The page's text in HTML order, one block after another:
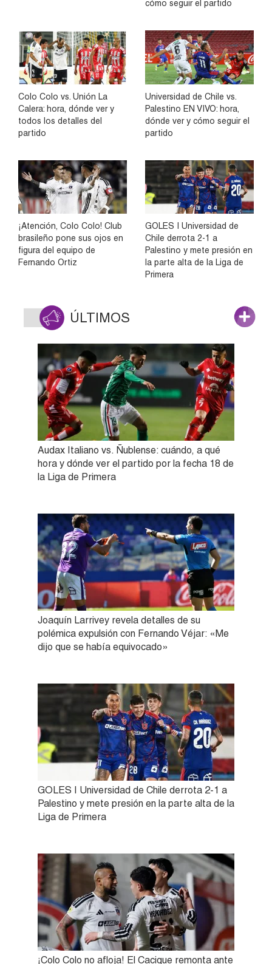
cómo seguir el partido
Colo Colo vs. Unión La
Calera: hora, dónde ver y
todos los detalles del
partido
Universidad de Chile vs.
Palestino EN VIVO: hora,
dónde ver y cómo seguir el
partido
¡Atención, Colo Colo! Club
brasileño pone sus ojos en
figura del equipo de
Fernando Ortiz
GOLES | Universidad de
Chile derrota 2-1 a
Palestino y mete presión en
la parte alta de la Liga de
Primera
ÚLTIMOS
Audax Italiano vs. Ñublense: cuándo, a qué
hora y dónde ver el partido por la fecha 18 de
la Liga de Primera
Joaquín Larrivey revela detalles de su
polémica expulsión con Fernando Véjar: «Me
dijo que se había equivocado»
GOLES | Universidad de Chile derrota 2-1 a
Palestino y mete presión en la parte alta de la
Liga de Primera
¡Colo Colo no afloja! El Cacique remonta ante